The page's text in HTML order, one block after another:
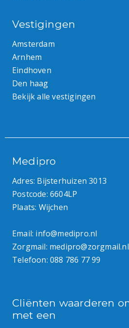
Vestigingen
Amsterdam
Arnhem
Eindhoven
Den haag
Bekijk alle vestigingen
Medipro
Adres: Bijsterhuizen 3013
Postcode: 6604LP
Plaats: Wijchen
Email: info@medipro.nl
Zorgmail: medipro@zorgmail.nl
Telefoon: 088 786 77 99
Cliënten waarderen
met een